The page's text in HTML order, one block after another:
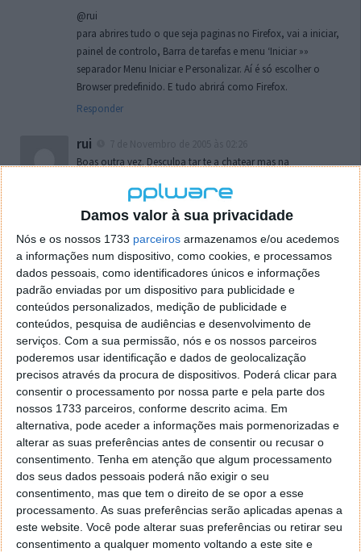
Damos valor à sua privacidade
Nós e os nossos 1733 parceiros armazenamos e/ou acedemos
a informações num dispositivo, como cookies, e processamos
dados pessoais, como identificadores únicos e informações
padrão enviadas por um dispositivo para publicidade e
conteúdos personalizados, medição de publicidade e
conteúdos, pesquisa de audiências e desenvolvimento de
serviços. Com a sua permissão, nós e os nossos parceiros
poderemos usar identificação e dados de geolocalização
precisos através da procura de dispositivos. Poderá clicar para
consentir o processamento por nossa parte e pela parte dos
nossos 1733 parceiros, conforme descrito acima. Em
alternativa, pode aceder a informações mais pormenorizadas e
alterar as suas preferências antes de consentir ou recusar o
consentimento. Tenha em atenção que algum processamento
dos seus dados pessoais poderá não exigir o seu
consentimento, mas que tem o direito de se opor a esse
processamento. As suas preferências serão aplicadas apenas a
este website. Você pode alterar suas preferências ou retirar seu
consentimento a qualquer momento voltando a este site e
@rui
para abrires tudo o que seja paginas no Firefox, vai a iniciar,
painel de controlo, Barra de tarefas e menu ‘Iniciar »»
separador Menu Iniciar e Personalizar. Aí é só escolher o
Browser predefinido. E tudo abrirá como Firefox.
Responder
rui
Boas outra vez. Desculpa tar te a chatear mas na
o firefox como browser predefenido
de control tudo e nada. Tou a comecar a desesperar, ate ja
tentei apagar o explorer na tentativa de forçar o uso do
firefox mas em vao. Kaso te lembres de outra dica fico
agradecido, caso contrario obrigado a mesma
Responder
Vítor M.
7 de Novembro de 2005 às 01:39
@Reporter
Desculpa mas o link funciona. Seja como for segue por mail
o MSn Messenger 8.
Responder
Vítor M.
7 de Novembro de 2005 às 11:21
@Rui
Tens de encontrar o que te falei. Faz da seguinte maneira,
janela iniciar e no topo dessa janela com o botão direito do
rato faz propriedades. Depois no separador Menu ‘Iniciar’
clica no botão ‘Personalizar’ aí encontrarás no separador
geral a opção para escolheres o Browser com que queres